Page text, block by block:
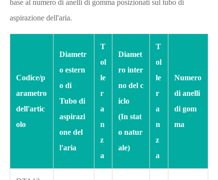
base al numero di anelli di gomma posizionati sul tubo di
aspirazione dell'aria.
Codice/p
arametro
dell'artic
olo
Diametr
o estern
o di
Tubo di
aspirazi
one del
l'aria
T
ol
le
r
a
n
z
a
Diamet
ro inter
no del c
iclo
(In stat
o natur
ale)
T
ol
le
r
a
n
z
a
Numero
di anelli
di gom
ma